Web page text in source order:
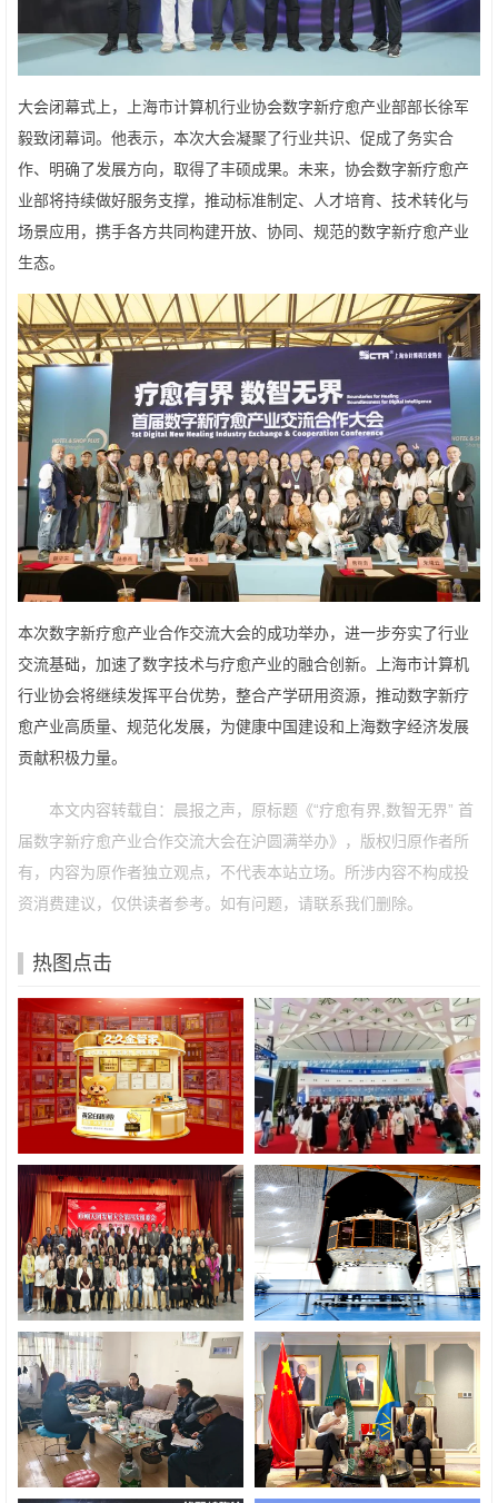
大会闭幕式上，上海市计算机行业协会数字新疗愈产业部部长徐军
毅致闭幕词。他表示，本次大会凝聚了行业共识、促成了务实合
作、明确了发展方向，取得了丰硕成果。未来，协会数字新疗愈产
业部将持续做好服务支撑，推动标准制定、人才培育、技术转化与
场景应用，携手各方共同构建开放、协同、规范的数字新疗愈产业
生态。
本次数字新疗愈产业合作交流大会的成功举办，进一步夯实了行业
交流基础，加速了数字技术与疗愈产业的融合创新。上海市计算机
行业协会将继续发挥平台优势，整合产学研用资源，推动数字新疗
愈产业高质量、规范化发展，为健康中国建设和上海数字经济发展
贡献积极力量。
本文内容转载自：晨报之声，原标题《“疗愈有界,数智无界” 首
届数字新疗愈产业合作交流大会在沪圆满举办》，版权归原作者所
有，内容为原作者独立观点，不代表本站立场。所涉内容不构成投
资消费建议，仅供读者参考。如有问题，请联系我们删除。
热图点击